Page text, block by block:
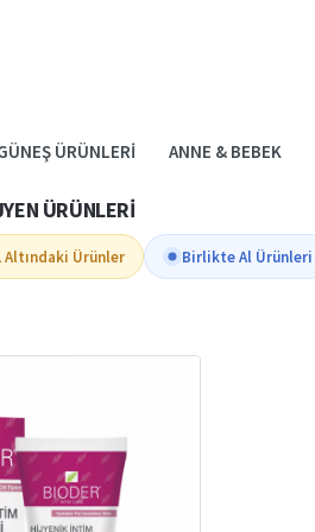
ÜRÜNLERI ANNE & BEBEK
ÜRÜNLERI
Altındaki Ürünler Birlikte Al Ürünleri